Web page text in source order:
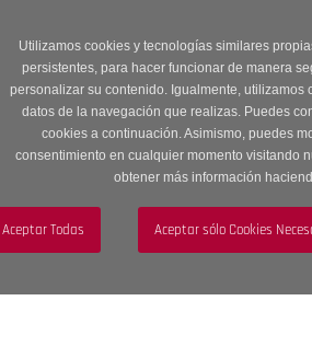
Utilizamos cookies y tecnologías similares
persistentes, para hacer funcionar de manera
personalizar su contenido. Igualmente, utilizamos
datos de la navegación que realizas. Puedes
cookies a continuación. Asimismo, puedes
consentimiento en cualquier momento visitando
obtener más información
descuento en Sección OUTLET con
navigation
Menú